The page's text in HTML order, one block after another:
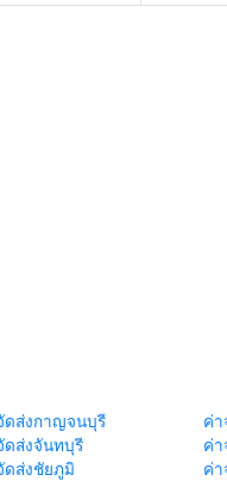
ดส่งกาญจนบุรี
ค่า
ดส่งจันทบุรี
ค่า
ดส่งชัยภูมิ
ค่